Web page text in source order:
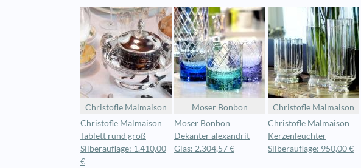
Christofle Malmaison
Christofle Malmaison
Tablett rund groß
Silberauflage: 1.410,00
€
Moser Bonbon
Moser Bonbon
Dekanter alexandrit
Glas: 2.304,57 €
Christofle Malmaison
Christofle Malmaison
Kerzenleuchter
Silberauflage: 950,00 €